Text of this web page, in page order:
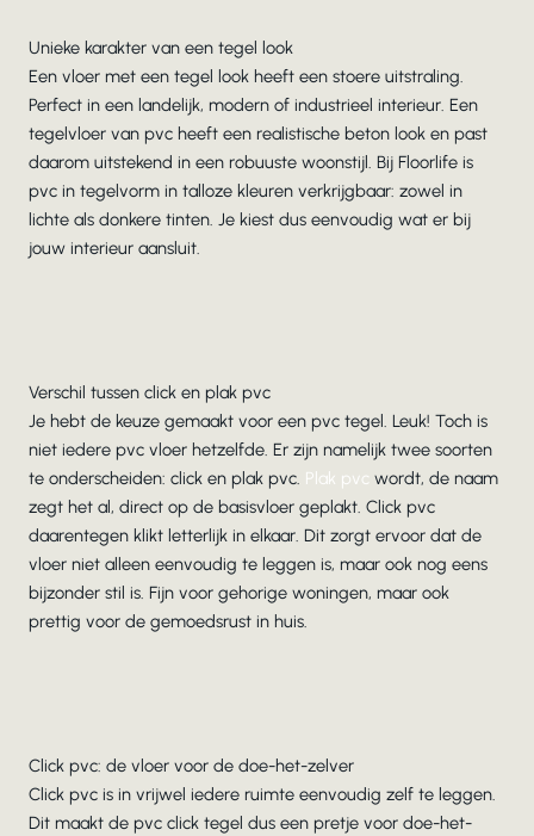
Unieke karakter van een tegel look
Een vloer met een tegel look heeft een stoere uitstraling.
Perfect in een landelijk, modern of industrieel interieur. Een
tegelvloer van pvc heeft een realistische beton look en past
daarom uitstekend in een robuuste woonstijl. Bij Floorlife is
pvc in tegelvorm in talloze kleuren verkrijgbaar: zowel in
lichte als donkere tinten. Je kiest dus eenvoudig wat er bij
jouw interieur aansluit.
Verschil tussen click en plak pvc
Je hebt de keuze gemaakt voor een pvc tegel. Leuk! Toch is
niet iedere pvc vloer hetzelfde. Er zijn namelijk twee soorten
te onderscheiden: click en plak pvc. Plak pvc wordt, de naam
zegt het al, direct op de basisvloer geplakt. Click pvc
daarentegen klikt letterlijk in elkaar. Dit zorgt ervoor dat de
vloer niet alleen eenvoudig te leggen is, maar ook nog eens
bijzonder stil is. Fijn voor gehorige woningen, maar ook
prettig voor de gemoedsrust in huis.
Click pvc: de vloer voor de doe-het-zelver
Click pvc is in vrijwel iedere ruimte eenvoudig zelf te leggen.
Dit maakt de pvc click tegel dus een pretje voor doe-het-